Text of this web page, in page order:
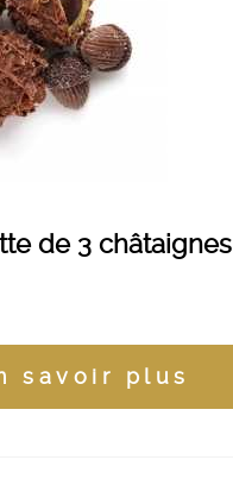
de 3 châtaignes
savoir plus